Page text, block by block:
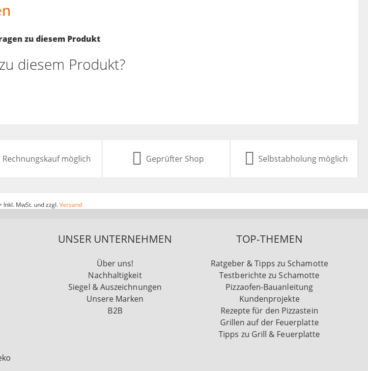
zu diesem Produkt
diesem Produkt?
Rechnungskauf möglich Geprüfter Shop Selbstabholung möglich
Inkl. MwSt. und zzgl.Versand
UNSER UNTERNEHMEN
Über uns!
Nachhaltigkeit
Siegel & Auszeichnungen
Unsere Marken
B2B
TOP-THEMEN
Ratgeber & Tipps zu Schamotte
Testberichte zu Schamotte
Pizzaofen-Bauanleitung
Kundenprojekte
Rezepte für den Pizzastein
Grillen auf der Feuerplatte
Tipps zu Grill & Feuerplatte